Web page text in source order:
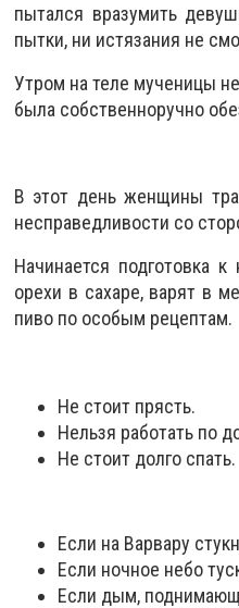
пытался вразумить
пытки, ни истязания не
Утром на теле мученицы
была собственноручно
В этот день женщины
несправедливости со
Начинается подготовка
орехи в сахаре, варят в
пиво по особым рецептам.
Не стоит прясть.
Нельзя работать по
Не стоит долго спать.
Если на Варвару
Если ночное небо
Если дым,